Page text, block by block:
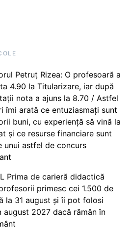
Petruț Rizea: O profesoară a
4.90 la Titularizare, iar după
nota a ajuns la 8.70 / Astfel
îmi arată ce entuziasmați sunt
buni, cu experiență să vină la
și ce resurse financiare sunt
unui astfel de concurs
Prima de carieră didactică
primesc cei 1.500 de
la 31 august și îi pot folosi
august 2027 dacă rămân în